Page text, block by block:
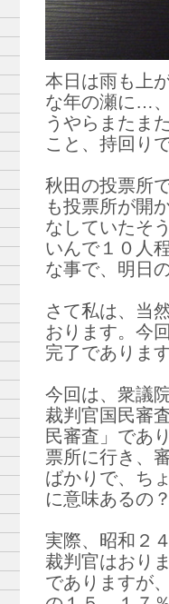
本日は雨も上
な年の瀬に…
うやらまたま
こと、持回り
秋田の投票所
も投票所が開
なしていたそ
いんで１０人
な事で、明日
さて私は、当
おります。今
完了でありま
今回は、衆議
裁判官国民審
民審査」であ
票所に行き、
ばかりで、ち
に意味あるの
実際、昭和２
裁判官はおり
でありますが